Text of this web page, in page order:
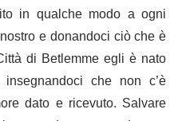
in qualche modo a ogni
e donandoci ciò che è
di Betlemme egli è nato
che non c’è
dato e ricevuto. Salvare